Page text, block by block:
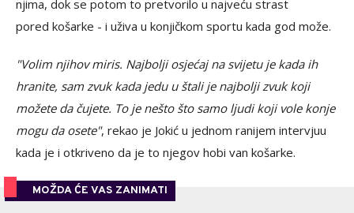
njima, dok se potom to pretvorilo u najveću strast
pored košarke - i uživa u konjičkom sportu kada god može.
"Volim njihov miris. Najbolji osjećaj na svijetu je kada ih
hranite, sam zvuk kada jedu u štali je najbolji zvuk koji
možete da čujete. To je nešto što samo ljudi koji vole konje
mogu da osete", rekao je Jokić u jednom ranijem intervjuu
kada je i otkriveno da je to njegov hobi van košarke.
MOŽDA ĆE VAS ZANIMATI